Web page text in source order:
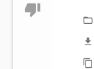
thumb_down
folder_open
file_download
content_copy